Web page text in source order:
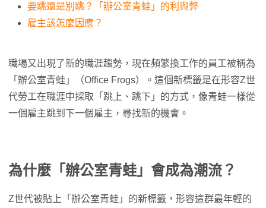
要跳還是別跳？「辦公室青蛙」的利與弊
雇主該怎麼因應？
職場又出現了新的職涯趨勢，現在頻繁換工作的員工被稱為
「辦公室青蛙」（Office Frogs）。這個新標籤是在形容Z世
代勞工在職涯中採取「跳上、跳下」的方式，像青蛙一樣從
一個雇主跳到下一個雇主，尋找新的機會。
為什麼「辦公室青蛙」會成為潮流？
Z世代被貼上「辦公室青蛙」的新標籤，形容這群最年輕的